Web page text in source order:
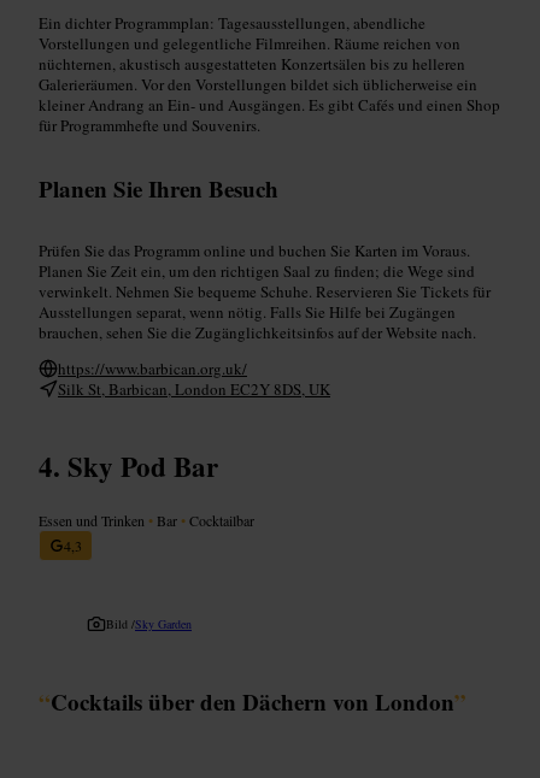
Ein dichter Programmplan: Tagesausstellungen, abendliche
Vorstellungen und gelegentliche Filmreihen. Räume reichen von
nüchternen, akustisch ausgestatteten Konzertsälen bis zu helleren
Galerieräumen. Vor den Vorstellungen bildet sich üblicherweise ein
kleiner Andrang an Ein- und Ausgängen. Es gibt Cafés und einen Shop
für Programmhefte und Souvenirs.
Planen Sie Ihren Besuch
Prüfen Sie das Programm online und buchen Sie Karten im Voraus.
Planen Sie Zeit ein, um den richtigen Saal zu finden; die Wege sind
verwinkelt. Nehmen Sie bequeme Schuhe. Reservieren Sie Tickets für
Ausstellungen separat, wenn nötig. Falls Sie Hilfe bei Zugängen
brauchen, sehen Sie die Zugänglichkeitsinfos auf der Website nach.
https://www.barbican.org.uk/
Silk St, Barbican, London EC2Y 8DS, UK
Sky Pod Bar
Essen und Trinken • Bar •Cocktailbar
4,3
Bild /Sky Garden
“Cocktails über den Dächern von London”